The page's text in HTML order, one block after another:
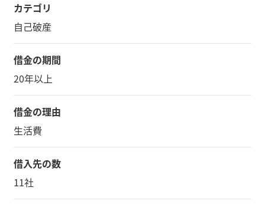
カテゴリ
自己破産
借金の期間
20年以上
借金の理由
生活費
借入先の数
11社